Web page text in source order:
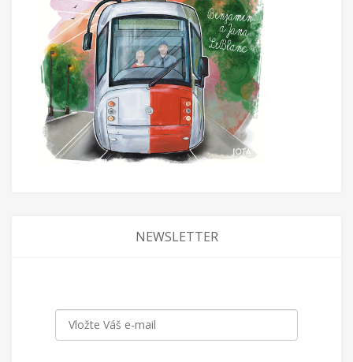
NEWSLETTER